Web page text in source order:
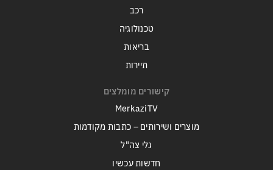
רכב
טכנולוגיה
בריאות
תיירות
קישורים מומלצים
MerkaziTV
מוצרים ושירותים – כתבות מקודמות
גלי צה"ל
חדשות עכשיו